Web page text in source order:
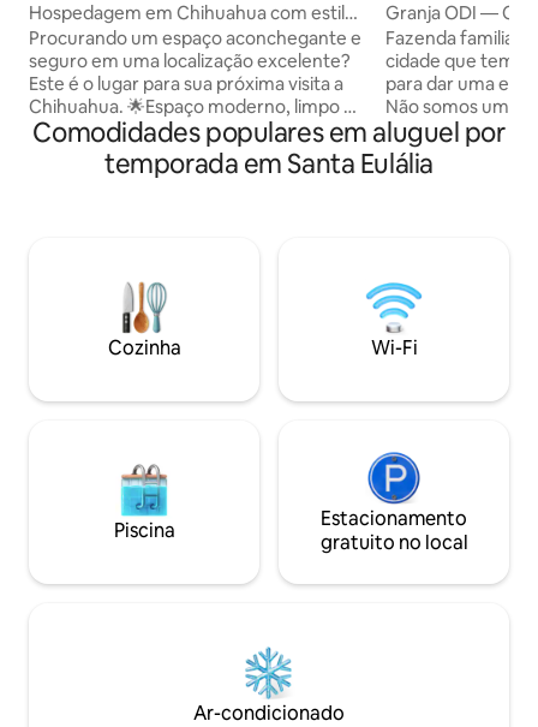
Hospedagem em Chihuahua com estilo
e conforto!
Procurando um espaço aconchegante e
seguro em uma localização excelente?
Este é o lugar para sua próxima visita a
Chihuahua. 🌟Espaço moderno, limpo e
bem equipado. ✅️ Ideal para relaxar,
trabalhar ou se divertir. Cada detalhe foi
projetado para que você se sinta em
confortável e funcional. 🏨Apartamento
no piso superior (escadas). Acesso
independente.
Granja ODI —
piscina e jacuzzi
Fazenda familiar
cidade que tem
para dar uma
Não somos uma
somos uma
dias ao ar livre,
família ou
- Sky - Rede de
Futebol de mesa
Comodidades populares em aluguel por
temporada em Santa Eulália
Cozinha Wi-Fi
Piscina
Estacionamento
gratuito no local
Ar-condicionado